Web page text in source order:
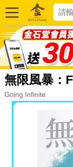
無限風暴：
Going Infinite